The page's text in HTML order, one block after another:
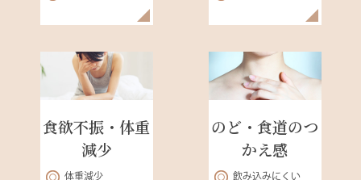
食欲不振・体重
減少
体重減少
のど・食道のつ
かえ感
飲み込みにくい